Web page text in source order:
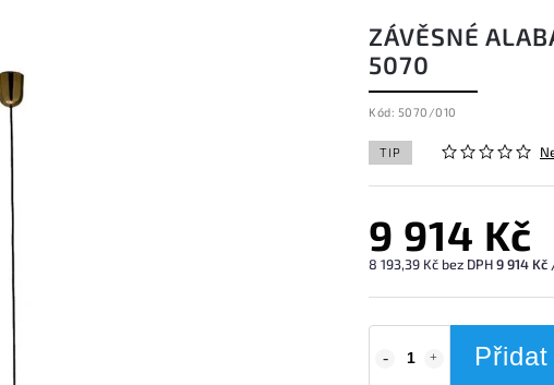
ZÁVĚSNÉ
5070
Kód: 5070/010
TIP
9 914 Kč
8 193,39 Kč bez DPH9 914 Kč